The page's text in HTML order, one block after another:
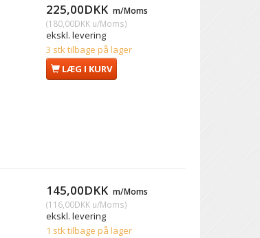
225,00DKK m/Moms
(180,00DKKu/Moms)
ekskl. levering
3 stk tilbage på lager
LÆG I KURV
145,00DKK m/Moms
(116,00DKKu/Moms)
ekskl. levering
1 stk tilbage på lager